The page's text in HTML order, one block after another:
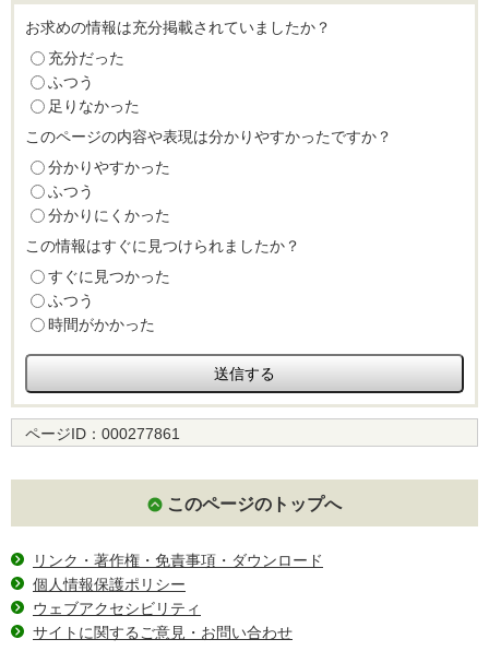
お求めの情報は充分掲載されていましたか？
充分だった
ふつう
足りなかった
このページの内容や表現は分かりやすかったですか？
分かりやすかった
ふつう
分かりにくかった
この情報はすぐに見つけられましたか？
すぐに見つかった
ふつう
時間がかかった
ページID： 000277861
このページのトップへ
リンク・著作権・免責事項・ダウンロード
個人情報保護ポリシー
ウェブアクセシビリティ
サイトに関するご意見・お問い合わせ